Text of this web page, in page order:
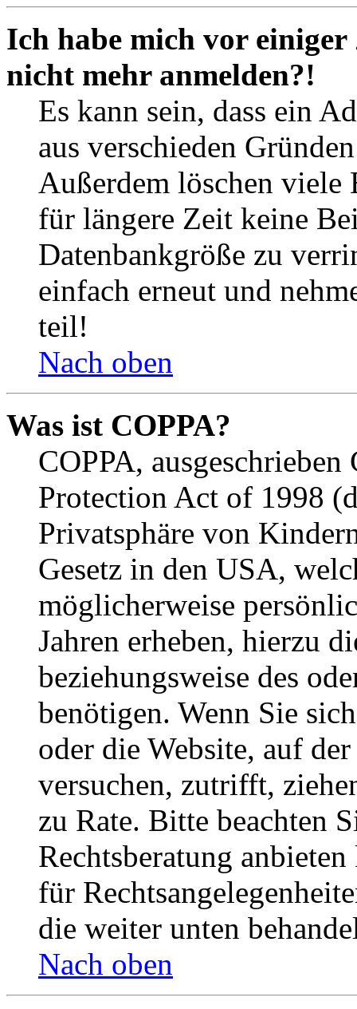
Ich habe mich vor
nicht mehr anmelden?!
Es kann sein, dass ein
aus verschieden
Außerdem löschen viele
für längere Zeit keine
Datenbankgröße zu
einfach erneut und
teil!
Nach oben
Was ist COPPA?
COPPA,
Protection Act of 1998
Privatsphäre von
Gesetz in den USA,
möglicherweise
Jahren erheben, hierzu
beziehungsweise des
benötigen. Wenn Sie
oder die Website, auf
versuchen, zutrifft,
zu Rate. Bitte beachten
Rechtsberatung
für
die weiter unten
Nach oben